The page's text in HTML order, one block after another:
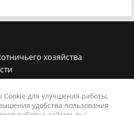
хозяйства
65 стр.1
для улучшения работы,
удобства пользования